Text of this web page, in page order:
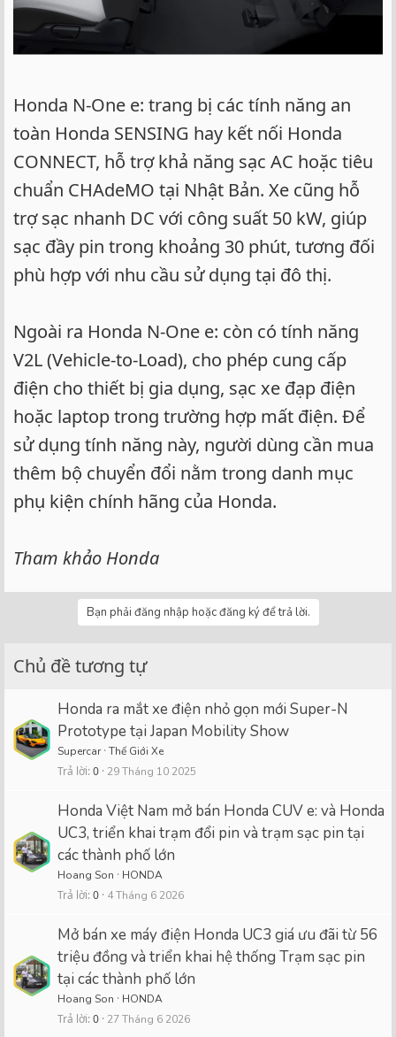
Honda N-One e: trang bị các tính năng an
toàn Honda SENSING hay kết nối Honda
CONNECT, hỗ trợ khả năng sạc AC hoặc tiêu
chuẩn CHAdeMO tại Nhật Bản. Xe cũng hỗ
trợ sạc nhanh DC với công suất 50 kW, giúp
sạc đầy pin trong khoảng 30 phút, tương đối
phù hợp với nhu cầu sử dụng tại đô thị.
Ngoài ra Honda N-One e: còn có tính năng
V2L (Vehicle-to-Load), cho phép cung cấp
điện cho thiết bị gia dụng, sạc xe đạp điện
hoặc laptop trong trường hợp mất điện. Để
sử dụng tính năng này, người dùng cần mua
thêm bộ chuyển đổi nằm trong danh mục
phụ kiện chính hãng của Honda.
Tham khảo Honda
Bạn phải đăng nhập hoặc đăng ký để trả lời.
Chủ đề tương tự
Honda ra mắt xe điện nhỏ gọn mới Super-N
Prototype tại Japan Mobility Show
Supercar Thế Giới Xe
Trả lời 0 29 Tháng 10 2025
Honda Việt Nam mở bán Honda CUV e: và Honda
UC3, triển khai trạm đổi pin và trạm sạc pin tại
các thành phố lớn
Hoang Son HONDA
Trả lời 0 4 Tháng 6 2026
Mở bán xe máy điện Honda UC3 giá ưu đãi từ 56
triệu đồng và triển khai hệ thống Trạm sạc pin
tại các thành phố lớn
Hoang Son HONDA
Trả lời 0 27 Tháng 6 2026